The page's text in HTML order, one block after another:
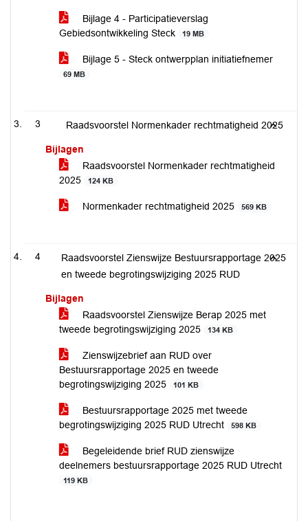
Bijlage 4 - Participatieverslag
Gebiedsontwikkeling Steck
19 MB
Bijlage 5 - Steck ontwerpplan initiatiefnemer
69 MB
3 Raadsvoorstel Normenkader rechtmatigheid 2025
Bijlagen
Raadsvoorstel Normenkader rechtmatigheid
2025
124 KB
Normenkader rechtmatigheid 2025 569 KB
4
Raadsvoorstel Zienswijze Bestuursrapportage 2025
en tweede begrotingswijziging 2025 RUD
Bijlagen
Raadsvoorstel Zienswijze Berap 2025 met
tweede begrotingswijziging 2025
134 KB
Zienswijzebrief aan RUD over
Bestuursrapportage 2025 en tweede
begrotingswijziging 2025
101 KB
Bestuursrapportage 2025 met tweede
begrotingswijziging 2025 RUD Utrecht
598 KB
Begeleidende brief RUD zienswijze
deelnemers bestuursrapportage 2025 RUD Utrecht
119 KB